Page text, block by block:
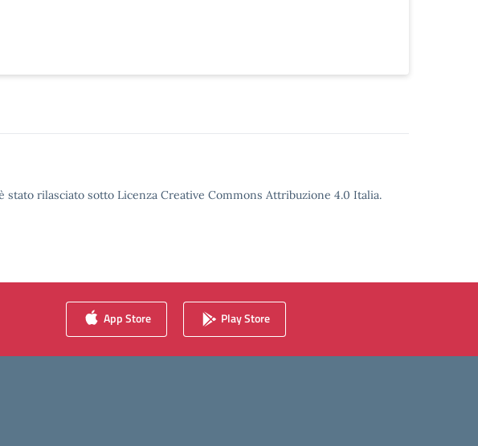
rilasciato sotto Licenza Creative Commons Attribuzione 4.0 Italia.
App Store Play Store